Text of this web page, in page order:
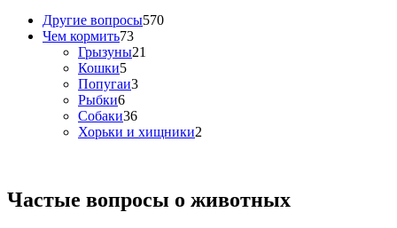
Другие вопросы570
Чем кормить73
Грызуны21
Кошки5
Попугаи3
Рыбки6
Собаки36
Хорьки и хищники2
Частые вопросы о животных